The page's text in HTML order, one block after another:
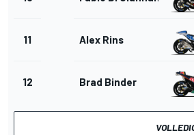
11 Alex Rins
12 Brad Binder